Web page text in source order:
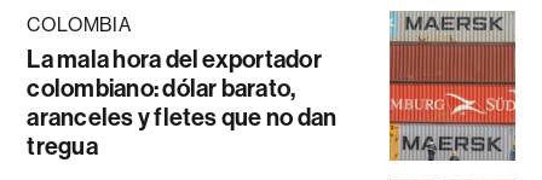
COLOMBIA
La mala hora del exportador
colombiano: dólar barato,
aranceles y fletes que no dan
tregua